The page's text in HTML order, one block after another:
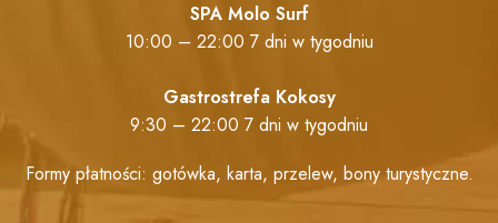
SPA Molo Surf
10:00 – 22:00 7 dni w tygodniu
Gastrostrefa Kokosy
9:30 – 22:00 7 dni w tygodniu
Formy płatności: gotówka, karta, przelew, bony turystyczne.